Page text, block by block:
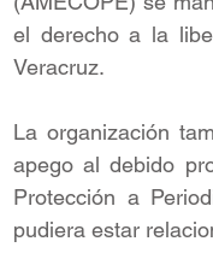
el derecho a la
Veracruz.
La organización
apego al debido
Protección a
pudiera estar